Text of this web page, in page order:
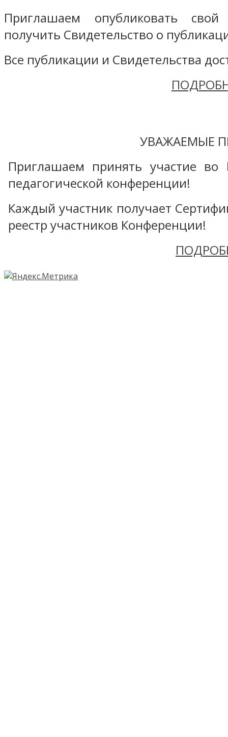
Приглашаем опубликовать
получить Свидетельство о
Все публикации и Свидетельства
УВАЖАЕМЫЕ
Приглашаем принять участие во
педагогической конференции!
Каждый участник получает
реестр участников Конференции!